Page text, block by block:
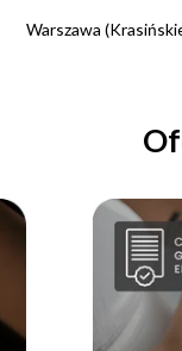
Warszawa